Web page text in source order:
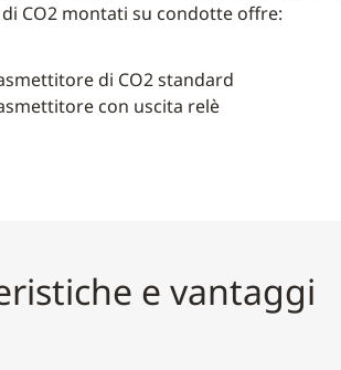
CO2 montati su condotte offre:
di CO2 standard
con uscita relè
e vantaggi